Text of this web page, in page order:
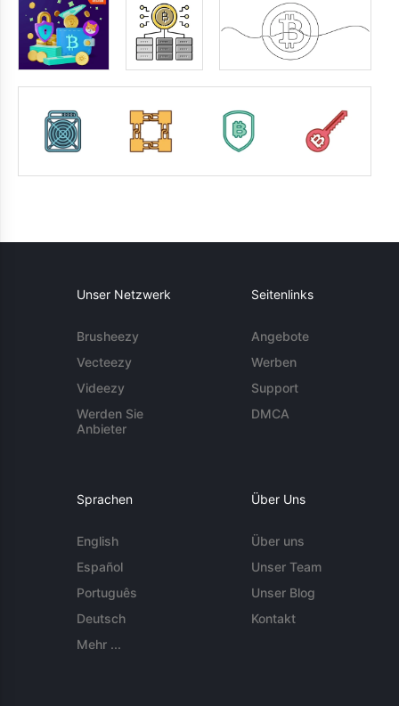
Unser Netzwerk
Brusheezy
Vecteezy
Videezy
Werden Sie
Anbieter
Seitenlinks
Angebote
Werben
Support
DMCA
Sprachen
English
Español
Português
Deutsch
Mehr ...
Über Uns
Über uns
Unser Team
Unser Blog
Kontakt